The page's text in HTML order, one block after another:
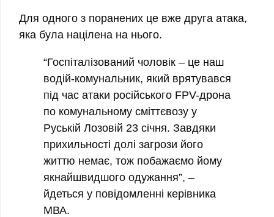
Для одного з поранених це вже друга атака,
яка була націлена на нього.
“Госпіталізований чоловік – це наш
водій-комунальник, який врятувався
під час атаки російського FPV-дрона
по комунальному сміттєвозу у
Руській Лозовій 23 січня. Завдяки
прихильності долі загрози його
життю немає, тож побажаємо йому
якнайшвидшого одужання”, –
йдеться у повідомленні керівника
МВА.